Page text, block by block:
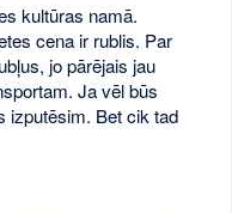
kultūras namā.
cena ir rublis. Par
jo pārējais jau
Ja vēl būs
izputēsim. Bet cik tad